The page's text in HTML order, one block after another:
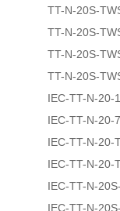
TT-N-20S-
TT-N-20S-
TT-N-20S-
TT-N-20S-
IEC-TT-N-20-
IEC-TT-N-20-
IEC-TT-N-20-
IEC-TT-N-20-
IEC-TT-N-
IEC-TT-N-